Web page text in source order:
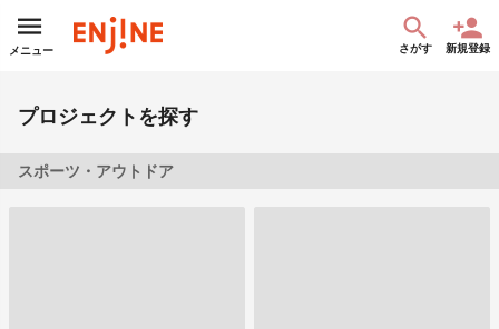
メニュー さがす 新規登録
プロジェクトを探す
スポーツ・アウトドア